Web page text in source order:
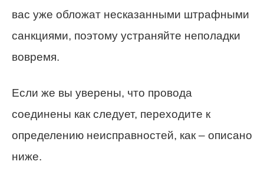
вас уже обложат несказанными штрафными
санкциями, поэтому устраняйте неполадки
вовремя.
Если же вы уверены, что провода
соединены как следует, переходите к
определению неисправностей, как – описано
ниже.